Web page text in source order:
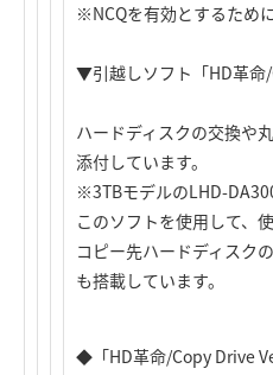
※NCQを有効とするため
▼引越しソフト「HD革命
ハードディスクの交換や
添付しています。
※3TBモデルのLHD-
このソフトを使用して、
コピー先ハードディスク
も搭載しています。
◆「HD革命/Copy Drive